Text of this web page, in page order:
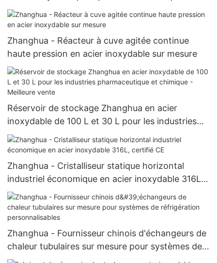
continue.
Zhanghua - Réacteur à cuve agitée continue
haute pression en acier inoxydable sur mesure
Réservoir de stockage Zhanghua en acier
inoxydable de 100 L et 30 L pour les industries
pharmaceutique et chimique - Meilleure vente
Zhanghua - Cristalliseur statique horizontal
industriel économique en acier inoxydable 316L,
certifié CE
Zhanghua - Fournisseur chinois d'échangeurs de
chaleur tubulaires sur mesure pour systèmes de
réfrigération personnalisables